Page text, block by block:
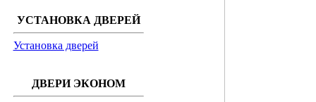
УСТАНОВКА ДВЕРЕЙ
Установка дверей
ДВЕРИ ЭКОНОМ